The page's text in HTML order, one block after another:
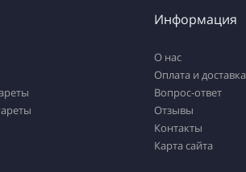
Информация
О нас
Оплата и доставка
Вопрос-ответ
Отзывы
Контакты
Карта сайта